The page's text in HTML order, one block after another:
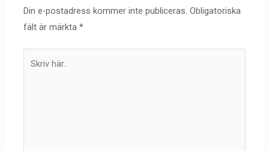
Din e-postadress kommer inte publiceras. Obligatoriska
fält är märkta*